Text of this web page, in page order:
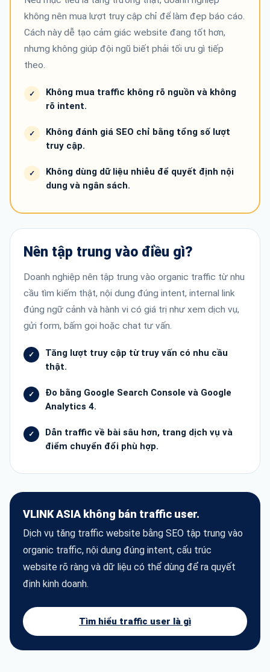
không nên mua lượt truy cập chỉ để làm đẹp báo cáo.
Cách này dễ tạo cảm giác website đang tốt hơn,
nhưng không giúp đội ngũ biết phải tối ưu gì tiếp
theo.
Không mua traffic không rõ nguồn và không
rõ intent.
Không đánh giá SEO chỉ bằng tổng số lượt
truy cập.
Không dùng dữ liệu nhiễu để quyết định nội
dung và ngân sách.
Nên tập trung vào điều gì?
Doanh nghiệp nên tập trung vào organic traffic từ nhu
cầu tìm kiếm thật, nội dung đúng intent, internal link
đúng ngữ cảnh và hành vi có giá trị như xem dịch vụ,
gửi form, bấm gọi hoặc chat tư vấn.
Tăng lượt truy cập từ truy vấn có nhu cầu
thật.
Đo bằng Google Search Console và Google
Analytics 4.
Dẫn traffic về bài sâu hơn, trang dịch vụ và
điểm chuyển đổi phù hợp.
VLINK ASIA không bán traffic user.
Dịch vụ tăng traffic website bằng SEO tập trung vào
organic traffic, nội dung đúng intent, cấu trúc
website rõ ràng và dữ liệu có thể dùng để ra quyết
định kinh doanh.
Tìm hiểu traffic user là gì